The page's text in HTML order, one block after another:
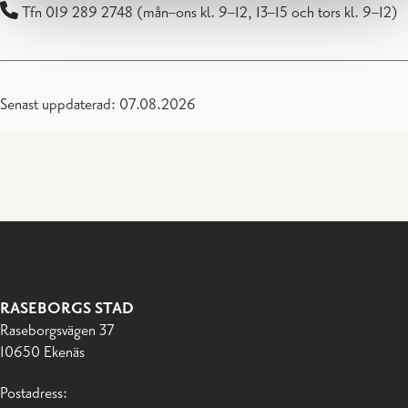
Tfn 019 289 2748 (mån–ons kl. 9–12, 13–15 och tors kl. 9–12)
Senast uppdaterad: 07.08.2026
RASEBORGS STAD
Raseborgsvägen 37
10650 Ekenäs
Postadress: